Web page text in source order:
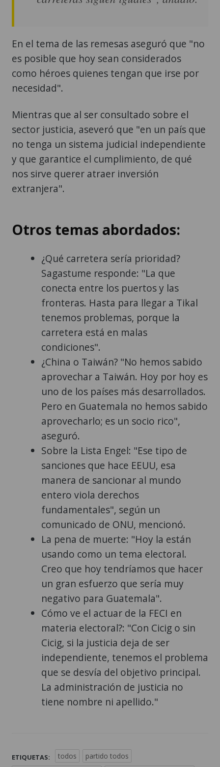
En el tema de las remesas aseguró que "no
es posible que hoy sean considerados
como héroes quienes tengan que irse por
necesidad".
Mientras que al ser consultado sobre el
sector justicia, aseveró que "en un país que
no tenga un sistema judicial independiente
y que garantice el cumplimiento, de qué
nos sirve querer atraer inversión
extranjera".
Otros temas abordados:
¿Qué carretera sería prioridad?
Sagastume responde: "La que
conecta entre los puertos y las
fronteras. Hasta para llegar a Tikal
tenemos problemas, porque la
carretera está en malas
condiciones".
¿China o Taiwán? "No hemos sabido
aprovechar a Taiwán. Hoy por hoy es
uno de los países más desarrollados.
Pero en Guatemala no hemos sabido
aprovecharlo; es un socio rico",
aseguró.
Sobre la Lista Engel: "Ese tipo de
sanciones que hace EEUU, esa
manera de sancionar al mundo
entero viola derechos
fundamentales", según un
comunicado de ONU, mencionó.
La pena de muerte: "Hoy la están
usando como un tema electoral.
Creo que hoy tendríamos que hacer
un gran esfuerzo que sería muy
negativo para Guatemala".
Cómo ve el actuar de la FECI en
materia electoral?: "Con Cicig o sin
Cicig, si la justicia deja de ser
independiente, tenemos el problema
que se desvía del objetivo principal.
La administración de justicia no
tiene nombre ni apellido."
ETIQUETAS: todos
partido todos